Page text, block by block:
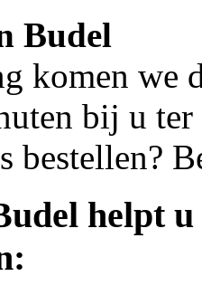
Budel
komen we
bij u ter
bestellen?
helpt